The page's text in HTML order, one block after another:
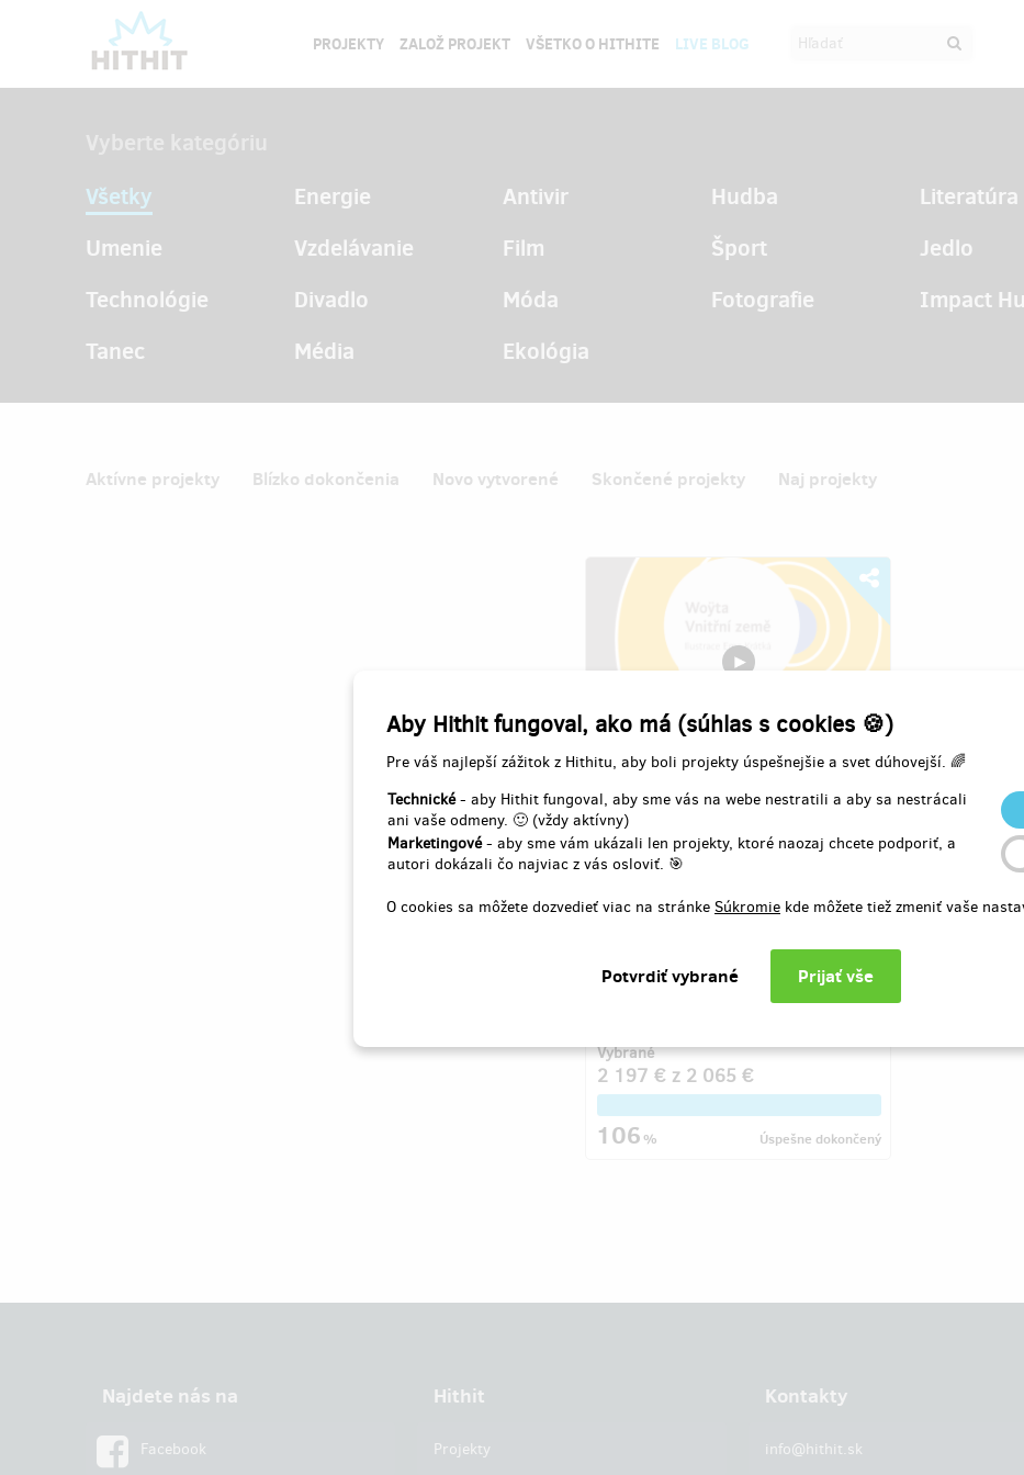
Aby Hithit fungoval, ako má (súhlas s cookies 🍪)
Pre váš najlepší zážitok z Hithitu, aby boli projekty úspešnejšie a svet dúhovejší. 🌈
Technické- aby Hithit fungoval, aby sme vás na webe nestratili a aby sa nestrácali
ani vaše odmeny. 🙂 (vždy aktívny)
Marketingové- aby sme vám ukázali len projekty, ktoré naozaj chcete podporiť, a
autori dokázali čo najviac z vás osloviť. 🎯
O cookies sa môžete dozvedieť viac na stránke Súkromie kde môžete tiež zmeniť vaše
PROJEKTY ZALOŽ PROJEKT VŠETKO O HITHITE LIVE BLOG
Všetky
Energie Antivir Hudba Literatúra
Umenie
Vzdelávanie Film Šport Jedlo
Technológie
Divadlo Móda Fotografie Impact
Tanec
Média Ekológia
Aktívne projekty Blízko dokončenia Novo vytvorené Skončené projekty Naj projekty
Vnitřní země | Sbírka básní mladého
muže s autismem
Autor: www.nautis.cz
v koutě. Nechtěli ho mezi sebe. Jedinou
kterého začal psát básně. Básně, co
berou za srdce. Vojtovým snem je vydat
sbírku. Pomůžeme mu?
Vybrané
2 197 € z 2 065 €
106% Úspešne dokončený
Najdete nás na
Facebook
Hithit
Projekty
Kontakty
info@hithit.sk